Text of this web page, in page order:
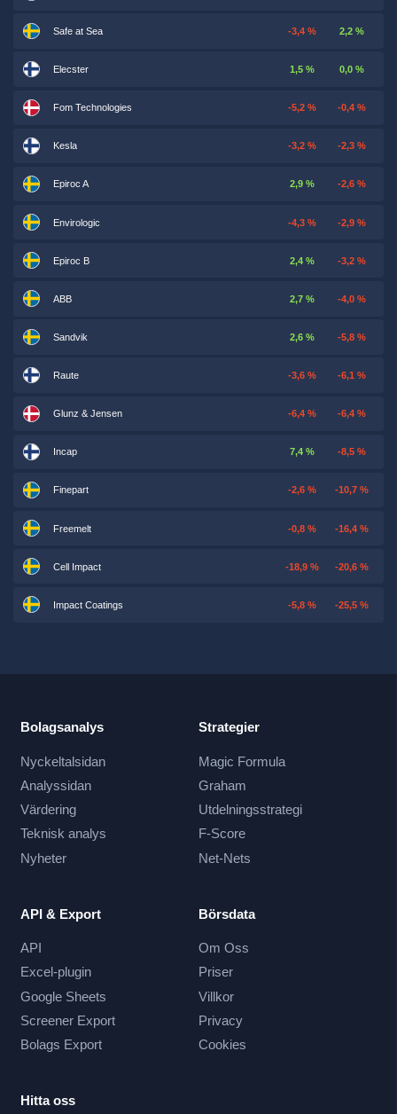
Safe at Sea -3,4 % 2,2 %
Elecster 1,5 % 0,0 %
Fom Technologies -5,2 % -0,4 %
Kesla -3,2 % -2,3 %
Epiroc A 2,9 % -2,6 %
Envirologic -4,3 % -2,9 %
Epiroc B 2,4 % -3,2 %
ABB 2,7 % -4,0 %
Sandvik 2,6 % -5,8 %
Raute -3,6 % -6,1 %
Glunz & Jensen -6,4 % -6,4 %
Incap 7,4 % -8,5 %
Finepart -2,6 % -10,7 %
Freemelt -0,8 % -16,4 %
Cell Impact -18,9 % -20,6 %
Impact Coatings -5,8 % -25,5 %
Bolagsanalys
Nyckeltalsidan
Analyssidan
Värdering
Teknisk analys
Nyheter
Strategier
Magic Formula
Graham
Utdelningsstrategi
F-Score
Net-Nets
API & Export
API
Excel-plugin
Google Sheets
Screener Export
Bolags Export
Börsdata
Om Oss
Priser
Villkor
Privacy
Cookies
Hitta oss